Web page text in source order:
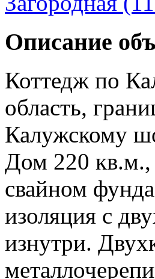
Описание
Коттедж по
область,
Калужскому
Дом 220 кв.м.,
свайном
изоляция с
изнутри.